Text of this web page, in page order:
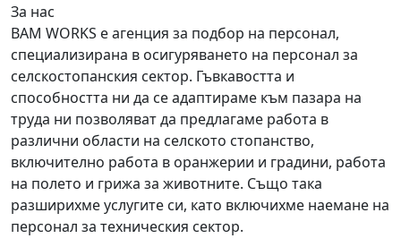
За нас
BAM WORKS е агенция за подбор на персонал,
специализирана в осигуряването на персонал за
селскостопанския сектор. Гъвкавостта и
способността ни да се адаптираме към пазара на
труда ни позволяват да предлагаме работа в
различни области на селското стопанство,
включително работа в оранжерии и градини, работа
на полето и грижа за животните. Също така
разширихме услугите си, като включихме наемане на
персонал за техническия сектор.